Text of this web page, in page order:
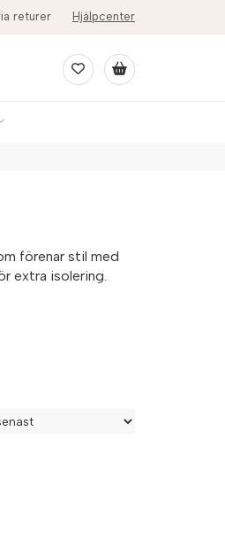
returer Hjälpcenter
förenar stil med
extra isolering.